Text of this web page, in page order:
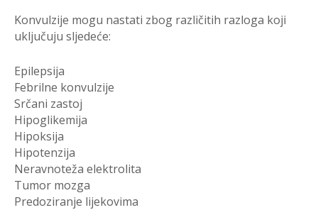
Konvulzije mogu nastati zbog različitih razloga koji
uključuju sljedeće:
Epilepsija
Febrilne konvulzije
Srčani zastoj
Hipoglikemija
Hipoksija
Hipotenzija
Neravnoteža elektrolita
Tumor mozga
Predoziranje lijekovima